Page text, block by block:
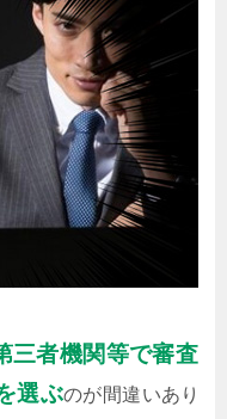
三者機関等で審査
選ぶのが間違いあり